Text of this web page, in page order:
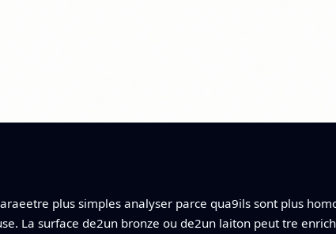
plus simples analyser parce qua9ils sont plus
La surface de2un bronze ou de2un laiton peut tre